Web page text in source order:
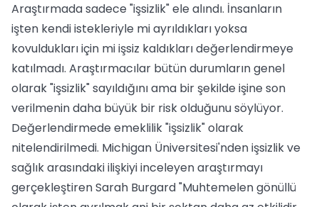
Araştırmada sadece "işsizlik" ele alındı. İnsanların
işten kendi istekleriyle mi ayrıldıkları yoksa
kovuldukları için mi işsiz kaldıkları değerlendirmeye
katılmadı. Araştırmacılar bütün durumların genel
olarak "işsizlik" sayıldığını ama bir şekilde işine son
verilmenin daha büyük bir risk olduğunu söylüyor.
Değerlendirmede emeklilik "işsizlik" olarak
nitelendirilmedi. Michigan Üniversitesi'nden işsizlik ve
sağlık arasındaki ilişkiyi inceleyen araştırmayı
gerçekleştiren Sarah Burgard "Muhtemelen gönüllü